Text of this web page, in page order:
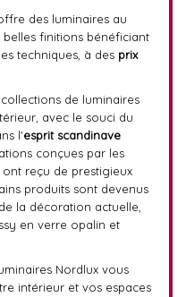
des luminaires au
belles finitions bénéficiant
techniques, à des prix
de luminaires
avec le souci du
l'esprit scandinave
conçues par les
reçu de prestigieux
produits sont devenus
la décoration actuelle,
en verre opalin et
Nordlux vous
intérieur et vos espaces